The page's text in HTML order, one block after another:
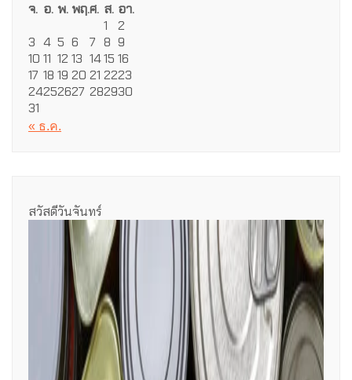
จ. อ. พ.พฤ.ศ. ส. อา.
1
2
3 4 5 6 7 8 9
10 11 12 13 1415 16
17 18 19 20 21 2223
24252627 282930
31
« ธ.ค.
สวัสดีวันจันทร์